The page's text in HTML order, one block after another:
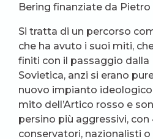
Bering finanziate da Pietro
Si tratta di un percorso
che ha avuto i suoi miti,
finiti con il passaggio dalla
Sovietica, anzi si erano
nuovo impianto
mito dell’Artico rosso e
persino più aggressivi, con
conservatori, nazionalisti